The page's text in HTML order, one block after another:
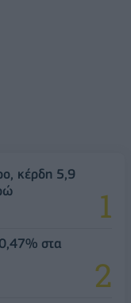
κέρδη 5,9
στα